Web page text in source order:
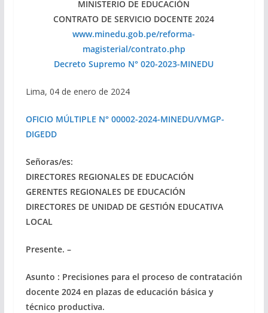
MINISTERIO DE EDUCACIÓN
CONTRATO DE SERVICIO DOCENTE 2024
www.minedu.gob.pe/reforma-
magisterial/contrato.php
Decreto Supremo N° 020-2023-MINEDU
Lima, 04 de enero de 2024
OFICIO MÚLTIPLE N° 00002-2024-MINEDU/VMGP-
DIGEDD
Señoras/es:
DIRECTORES REGIONALES DE EDUCACIÓN
GERENTES REGIONALES DE EDUCACIÓN
DIRECTORES DE UNIDAD DE GESTIÓN EDUCATIVA
LOCAL
Presente. –
Asunto : Precisiones para el proceso de contratación
docente 2024 en plazas de educación básica y
técnico productiva.